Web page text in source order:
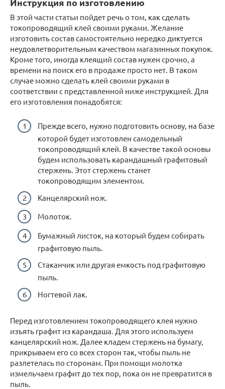
В этой части статьи пойдет речь о том, как сделать
токопроводящий клей своими руками. Желание
изготовить состав самостоятельно нередко диктуется
неудовлетворительным качеством магазинных покупок.
Кроме того, иногда клеящий состав нужен срочно, а
времени на поиск его в продаже просто нет. В таком
случае можно сделать клей своими руками в
соответствии с представленной ниже инструкцией. Для
его изготовления понадобятся:
Прежде всего, нужно подготовить основу, на базе
которой будет изготовлен самодельный
токопроводящий клей. В качестве такой основы
будем использовать карандашный графитовый
стержень. Этот стержень станет
токопроводящим элементом.
Канцелярский нож.
Молоток.
Бумажный листок, на который будем собирать
графитовую пыль.
Стаканчик или другая емкость под графитовую
пыль.
Ногтевой лак.
Перед изготовлением токопроводящего клея нужно
изъять графит из карандаша. Для этого используем
канцелярский нож. Далее кладем стержень на бумагу,
прикрываем его со всех сторон так, чтобы пыль не
разлетелась по сторонам. При помощи молотка
измельчаем графит до тех пор, пока он не превратится в
пыль.